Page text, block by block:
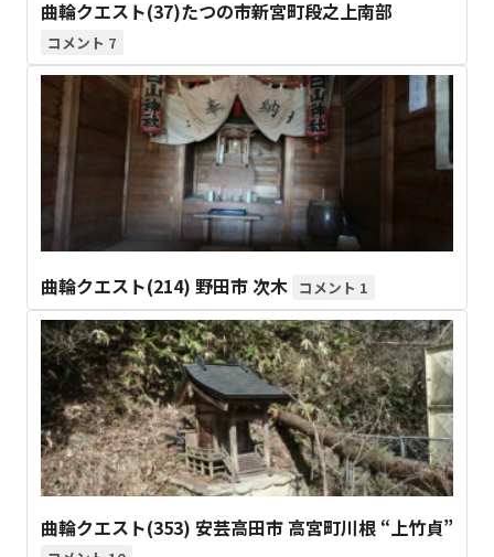
曲輪クエスト(37)たつの市新宮町段之上南部
7
曲輪クエスト(214) 野田市 次木 1
曲輪クエスト(353) 安芸高田市 高宮町川根 “上竹貞”